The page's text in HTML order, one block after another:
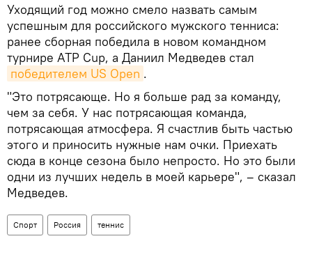
Уходящий год можно смело назвать самым
успешным для российского мужского тенниса:
ранее сборная победила в новом командном
турнире ATP Сup, а Даниил Медведев стал
победителем US Open .
"Это потрясающе. Но я больше рад за команду,
чем за себя. У нас потрясающая команда,
потрясающая атмосфера. Я счастлив быть частью
этого и приносить нужные нам очки. Приехать
сюда в конце сезона было непросто. Но это были
одни из лучших недель в моей карьере", – сказал
Медведев.
Спорт Россия теннис